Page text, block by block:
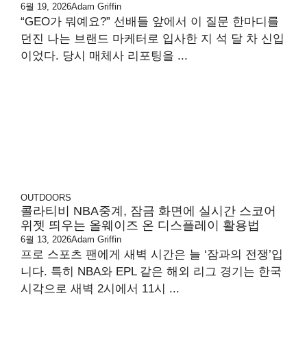
6월 19, 2026Adam Griffin
“GEO가 뭐예요?” 선배들 앞에서 이 질문 한마디를
던진 나는 브랜드 마케터로 입사한 지 석 달 차 신입
이었다. 당시 매체사 리포팅을 ...
OUTDOORS
콜라티비 NBA중계, 잠금 화면에 실시간 스코어
위젯 띄우는 올웨이즈 온 디스플레이 활용법
6월 13, 2026Adam Griffin
프로 스포츠 팬에게 새벽 시간은 늘 ‘잠과의 전쟁’입
니다. 특히 NBA와 EPL 같은 해외 리그 경기는 한국
시각으로 새벽 2시에서 11시 ...